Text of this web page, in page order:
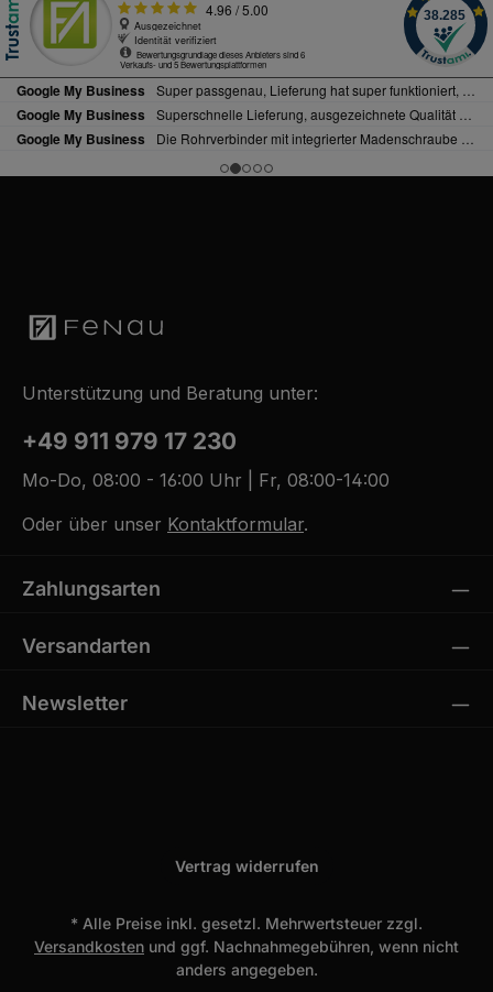
Unterstützung und Beratung unter:
+49 911 979 17 230
Mo-Do, 08:00 - 16:00 Uhr | Fr, 08:00-14:00
Oder über unser Kontaktformular.
Zahlungsarten
Versandarten
Newsletter
Vertrag widerrufen
* Alle Preise inkl. gesetzl. Mehrwertsteuer zzgl.
Versandkosten und ggf. Nachnahmegebühren, wenn nicht
anders angegeben.